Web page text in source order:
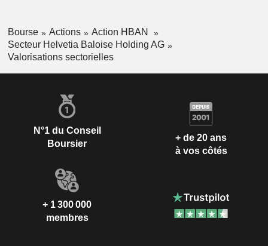
Bourse Actions
Action HBAN
Secteur Helvetia Baloise Holding AG
Valorisations sectorielles
N°1 du Conseil
Boursier
+ de 20 ans
à vos côtés
+ 1 300 000
membres